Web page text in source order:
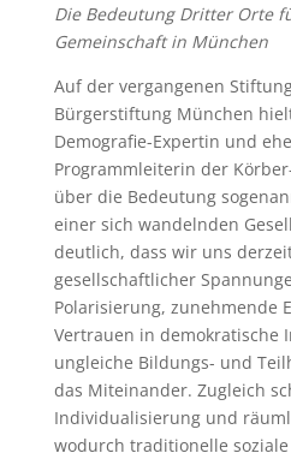
Die Bedeutung Dritter Orte
Gemeinschaft in München
Auf der vergangenen
Bürgerstiftung München
Demografie-Expertin und
Programmleiterin der
über die Bedeutung
einer sich wandelnden
deutlich, dass wir uns
gesellschaftlicher
Polarisierung, zunehmende
Vertrauen in demokratische
ungleiche Bildungs- und
das Miteinander. Zugleich
Individualisierung und
wodurch traditionelle